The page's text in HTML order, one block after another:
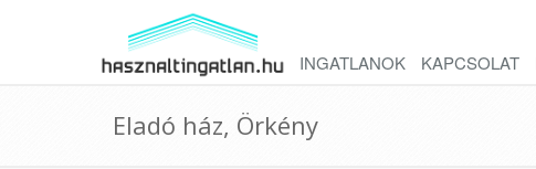
INGATLANOK KAPCSOLAT
Eladó ház, Örkény